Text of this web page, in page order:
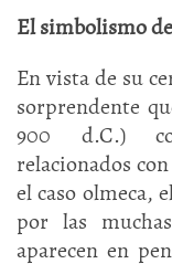
El simbolismo
En vista de su
sorprendente
900 d.C.)
relacionados
el caso olmeca,
por las
aparecen en